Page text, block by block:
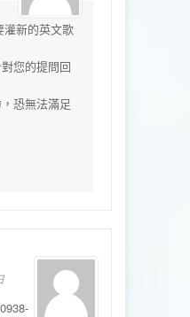
灌新的英文歌
您的提問回
恐無法滿足